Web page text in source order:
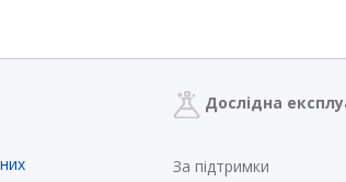
Дослідна
За підтримки